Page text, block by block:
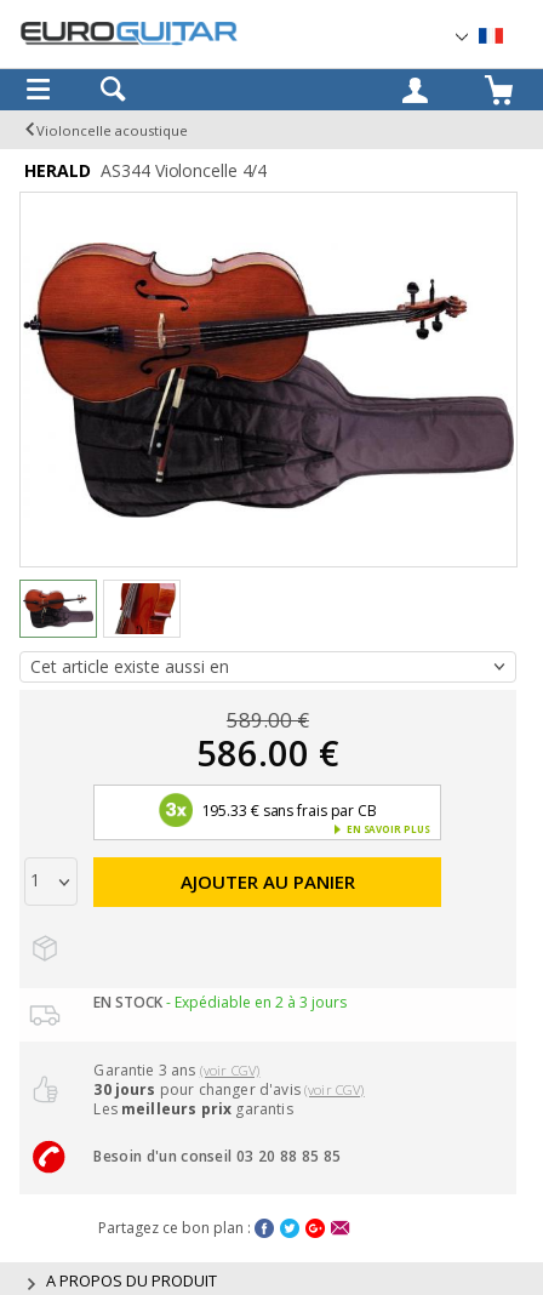
OK
Violoncelle acoustique
HERALD AS344 Violoncelle 4/4
589.00 €
586.00 €
195.33 € sans frais par CB
EN SAVOIR PLUS
AJOUTER AU PANIER
EN STOCK- Expédiable en 2 à 3 jours
Garantie 3 ans (voir CGV)
30 jours pour changer d'avis(voir CGV)
Les meilleurs prix garantis
Besoin d'un conseil 03 20 88 85 85
Partagez ce bon plan :
A PROPOS DU PRODUIT